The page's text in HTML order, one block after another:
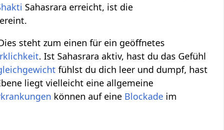
Sahasrara erreicht, ist die
steht zum einen für ein geöffnetes
. Ist Sahasrara aktiv, hast du das Gefühl
fühlst du dich leer und dumpf, hast
liegt vielleicht eine allgemeine
können auf eine Blockade im